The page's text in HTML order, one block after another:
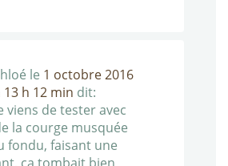
le 1 octobre 2016
13 h 12 min dit:
viens de tester avec
la courge musquée
fondu, faisant une